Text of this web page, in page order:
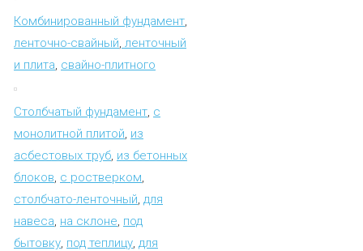
Комбинированный фундамент
ленточно-свайный ленточный
и плита свайно-плитного
Столбчатый фундамент с
монолитной плитой из
асбестовых труб из бетонных
блоков с ростверком
столбчато-ленточный для
навеса на склоне под
бытовку под теплицу для